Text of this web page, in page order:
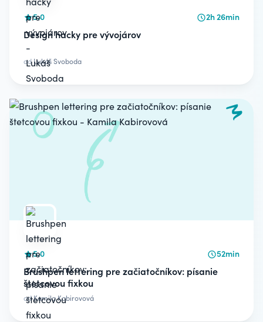
5.0 2h 26min
Design hacky pre vývojárov
odLukáš Svoboda
5.0 52min
Brushpen lettering pre začiatočníkov: písanie
štetcovou fixkou
odKamila Kabirovová